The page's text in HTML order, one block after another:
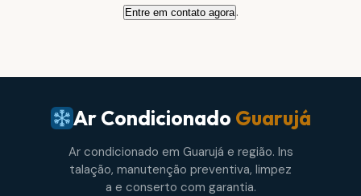
Entre em contato agora.
Ar Condicionado Guarujá
Ar condicionado em Guarujá e região. Ins
talação, manutenção preventiva, limpez
a e conserto com garantia.